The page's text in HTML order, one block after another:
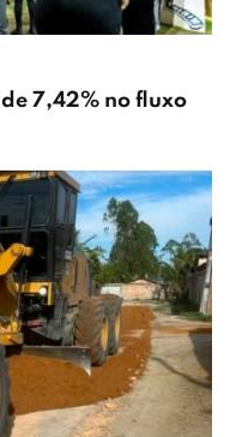
7,42% no fluxo